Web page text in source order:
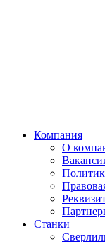
Компания
О
Станки